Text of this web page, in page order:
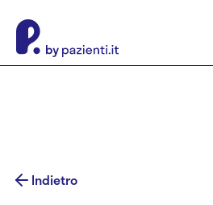
Indietro